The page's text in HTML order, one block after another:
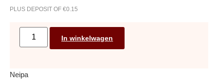
PLUS DEPOSIT OF €0.15
In winkelwagen
Neipa